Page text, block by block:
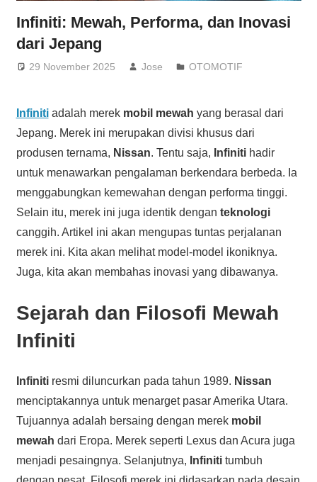
Infiniti: Mewah, Performa, dan Inovasi
dari Jepang
29 November 2025 Jose OTOMOTIF
Infinitiadalah merek mobil mewah yang berasal dari
Jepang. Merek ini merupakan divisi khusus dari
produsen ternama, Nissan. Tentu saja, Infinitihadir
untuk menawarkan pengalaman berkendara berbeda. Ia
menggabungkan kemewahan dengan performa tinggi.
Selain itu, merek ini juga identik dengan teknologi
canggih. Artikel ini akan mengupas tuntas perjalanan
merek ini. Kita akan melihat model-model ikoniknya.
Juga, kita akan membahas inovasi yang dibawanya.
Sejarah dan Filosofi Mewah
Infiniti
Infinitiresmi diluncurkan pada tahun 1989. Nissan
menciptakannya untuk menarget pasar Amerika Utara.
Tujuannya adalah bersaing dengan merek mobil
mewah dari Eropa. Merek seperti Lexus dan Acura juga
menjadi pesaingnya. Selanjutnya, Infinititumbuh